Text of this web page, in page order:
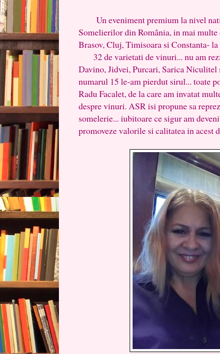
Un eveniment premium la nivel
Somelierilor din România, in mai multe
Brasov, Cluj, Timisoara si Constanta- la
32 de varietati de vinuri... nu am
Davino, Jidvei, Purcari, Sarica Niculitel
numarul 15 le-am pierdut sirul... toate
Radu Facalet, de la care am invatat
despre vinuri. ASR isi propune sa
somelerie... iubitoare ce sigur am
promoveze valorile si calitatea in acest